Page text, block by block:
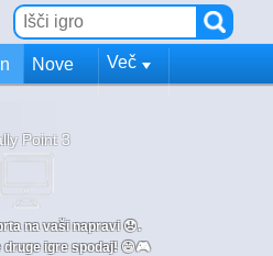
Nove Več
Point 3
na vaši napravi 😞.
igre spodaj! 😄🎮